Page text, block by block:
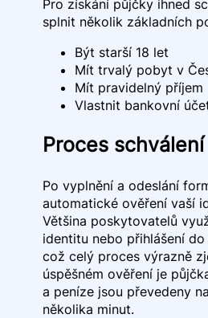
Pro získání půjčky ihned
splnit několik základních
Být starší 18 let
Mít trvalý pobyt v
Mít pravidelný příjem
Vlastnit bankovní
Proces schválení
Po vyplnění a odeslání
automatické ověření vaší
Většina poskytovatelů
identitu nebo přihlášení
což celý proces výrazně
úspěšném ověření je
a peníze jsou převedeny
několika minut.